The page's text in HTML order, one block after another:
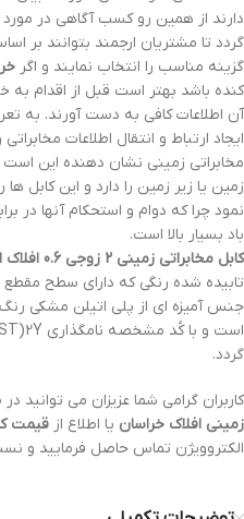
دارند از همین رو کسب آگاهی در
گردد تا مشتریان ارجمند بتوانند بر
گزینه مناسب را انتخاب نمایند و اگر
کنده باشد بهتر است قبل از اقدام به
آن اطلاعات کافی به دست آورند. به
ایجاد ارتباط و انتقال اطلاعات
مخابراتی زمینی نشان دهنده این
زمین یا زیر زمین را دارد و این کابل
نمود چرا که دوام و استحکام آنها در
باد بسیار بالا است.
کابل مخابراتی زمینی 2 زوجی 0.6 افلاک الکتریک خراسان
جنس آمیزه ای از پلی اتیلن مشکی
گردد.
کاربران گرامی شما عزیزان می توانید
زمینی افلاک خراسان یا اطلاع از قیمت
الکتروویژن تماس حاصل فرمایید و